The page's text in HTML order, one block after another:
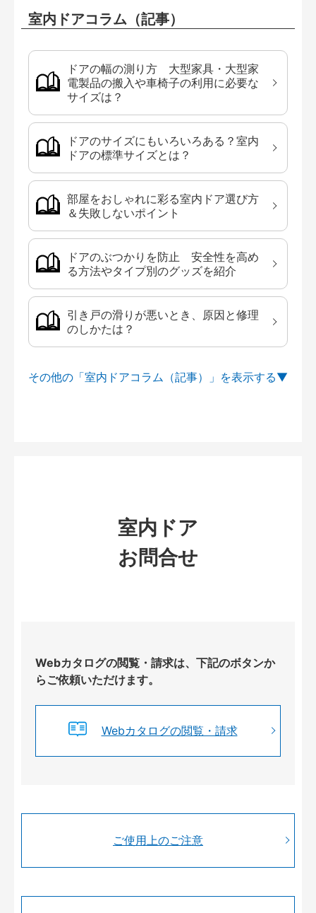
室内ドアコラム（記事）
ドアの幅の測り方 大型家具・大型家
電製品の搬入や車椅子の利用に必要な
サイズは？
ドアのサイズにもいろいろある？室内
ドアの標準サイズとは？
部屋をおしゃれに彩る室内ドア選び方
＆失敗しないポイント
ドアのぶつかりを防止 安全性を高め
る方法やタイプ別のグッズを紹介
引き戸の滑りが悪いとき、原因と修理
のしかたは？
その他の「室内ドアコラム（記事）」を
室内ドア
お問合せ
Webカタログの閲覧・請求は、下記のボタンか
らご依頼いただけます。
Webカタログの閲覧・請求
ご使用上のご注意